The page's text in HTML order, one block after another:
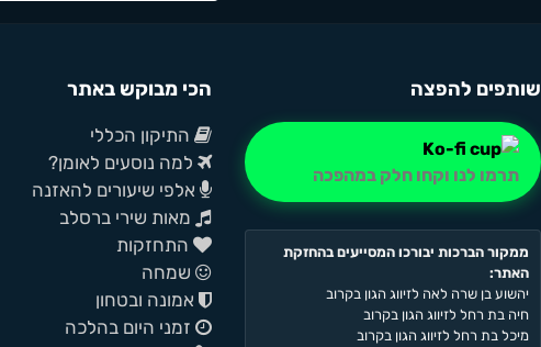
הכי מבוקש באתר
התיקון הכללי
למה נוסעים לאומן?
אלפי שיעורים להאזנה
מאות שירי ברסלב
התחזקות
שמחה
אמונה ובטחון
זמני היום בהלכה
שותפים להפצה
תרמו לנו וקחו חלק במהפכה
ממקור הברכות יבורכו המסייעים בהחזקת
האתר:
יהשוע בן שרה לאה לזיווג הגון בקרוב
חיה בת רחל לזיווג הגון בקרוב
מיכל בת רחל לזיווג הגון בקרוב